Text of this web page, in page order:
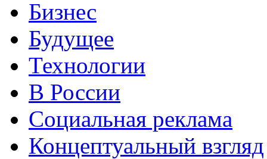
Бизнес
Будущее
Технологии
В России
Социальная реклама
Концептуальный взгляд